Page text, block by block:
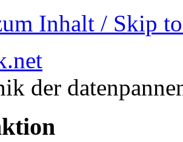
Inhalt / Skip
der